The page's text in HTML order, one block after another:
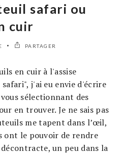
safari ou
cuir
PARTAGER
en cuir à l'assise
j'ai eu envie d'écrire
sélectionnant des
en trouver. Je ne sais pas
me tapent dans l’œil,
ont le pouvoir de rendre
un peu dans la